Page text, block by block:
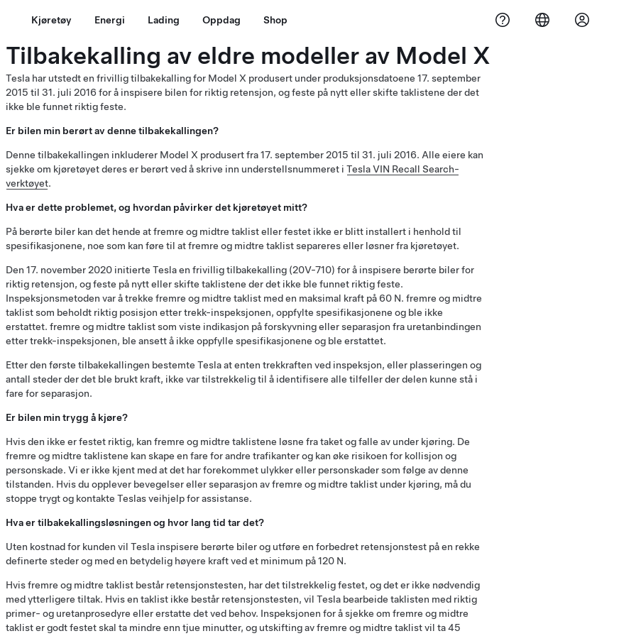
Kjøretøy Energi Lading Oppdag Shop
Tilbakekalling av eldre modeller av Model X
Tesla har utstedt en frivillig tilbakekalling for Model X produsert under produksjonsdatoene 17. september
2015 til 31. juli 2016 for å inspisere bilen for riktig retensjon, og feste på nytt eller skifte taklistene der det
ikke ble funnet riktig feste.
Er bilen min berørt av denne tilbakekallingen?
Denne tilbakekallingen inkluderer Model X produsert fra 17. september 2015 til 31. juli 2016. Alle eiere kan
sjekke om kjøretøyet deres er berørt ved å skrive inn understellsnummeret i Tesla VIN Recall Search-
verktøyet.
Hva er dette problemet, og hvordan påvirker det kjøretøyet mitt?
På berørte biler kan det hende at fremre og midtre taklist eller festet ikke er blitt installert i henhold til
spesifikasjonene, noe som kan føre til at fremre og midtre taklist separeres eller løsner fra kjøretøyet.
Den 17. november 2020 initierte Tesla en frivillig tilbakekalling (20V-710) for å inspisere berørte biler for
riktig retensjon, og feste på nytt eller skifte taklistene der det ikke ble funnet riktig feste.
Inspeksjonsmetoden var å trekke fremre og midtre taklist med en maksimal kraft på 60 N. fremre og midtre
taklist som beholdt riktig posisjon etter trekk-inspeksjonen, oppfylte spesifikasjonene og ble ikke
erstattet. fremre og midtre taklist som viste indikasjon på forskyvning eller separasjon fra uretanbindingen
etter trekk-inspeksjonen, ble ansett å ikke oppfylle spesifikasjonene og ble erstattet.
Etter den første tilbakekallingen bestemte Tesla at enten trekkraften ved inspeksjon, eller plasseringen og
antall steder der det ble brukt kraft, ikke var tilstrekkelig til å identifisere alle tilfeller der delen kunne stå i
fare for separasjon.
Er bilen min trygg å kjøre?
Hvis den ikke er festet riktig, kan fremre og midtre taklistene løsne fra taket og falle av under kjøring. De
fremre og midtre taklistene kan skape en fare for andre trafikanter og kan øke risikoen for kollisjon og
personskade. Vi er ikke kjent med at det har forekommet ulykker eller personskader som følge av denne
tilstanden. Hvis du opplever bevegelser eller separasjon av fremre og midtre taklist under kjøring, må du
stoppe trygt og kontakte Teslas veihjelp for assistanse.
Hva er tilbakekallingsløsningen og hvor lang tid tar det?
Uten kostnad for kunden vil Tesla inspisere berørte biler og utføre en forbedret retensjonstest på en rekke
definerte steder og med en betydelig høyere kraft ved et minimum på 120 N.
Hvis fremre og midtre taklist består retensjonstesten, har det tilstrekkelig festet, og det er ikke nødvendig
med ytterligere tiltak. Hvis en taklist ikke består retensjonstesten, vil Tesla bearbeide taklisten med riktig
primer- og uretanprosedyre eller erstatte det ved behov. Inspeksjonen for å sjekke om fremre og midtre
taklist er godt festet skal ta mindre enn tjue minutter, og utskifting av fremre og midtre taklist vil ta 45